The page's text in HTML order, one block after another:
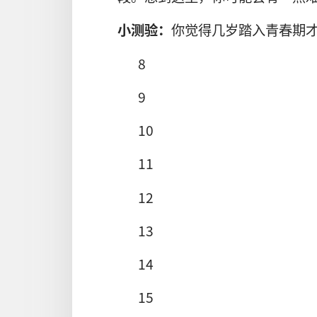
小测验： 你觉得几岁踏入青春期
8
9
10
11
12
13
14
15